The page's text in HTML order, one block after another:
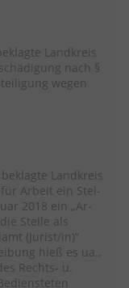
Landkreis
nach §
wegen
Landkreis
Arbeit ein Stel-
2018 ein „Ar-
Stelle als
(Jurist/in)“
hieß es ua.,
Rechts- u.